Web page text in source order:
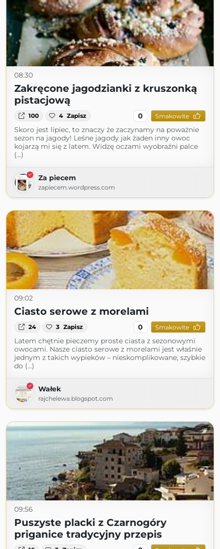
08:30
Zakręcone jagodzianki z kruszonką
pistacjową
100 4 Zapisz 0 Smakowite
Skoro jest lipiec, to znaczy że zaczynamy na poważnie
sezon na jagody! Leśne jagody jak żaden inny owoc
kojarzą mi się z latem. Widzę oczami wyobraźni palce
(...)
Za piecem
zapiecem.wordpress.com
09:02
Ciasto serowe z morelami
24 3 Zapisz 0 Smakowite
Latem chętnie pieczemy proste ciasta z sezonowymi
owocami. Nasze ciasto serowe z morelami jest właśnie
jednym z takich wypieków – nieskomplikowane, szybkie
do (...)
Wałek
rajchelewa.blogspot.com
09:56
Puszyste placki z Czarnogóry
priganice tradycyjny przepis